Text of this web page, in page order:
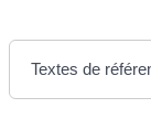
Textes de